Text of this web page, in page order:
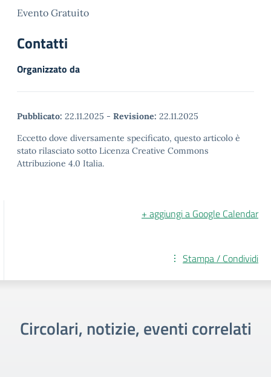
Evento Gratuito
Contatti
Organizzato da
Pubblicato: 22.11.2025 - Revisione: 22.11.2025
Eccetto dove diversamente specificato, questo articolo è
stato rilasciato sotto Licenza Creative Commons
Attribuzione 4.0 Italia.
+ aggiungi a Google Calendar
Stampa / Condividi
Circolari, notizie, eventi correlati